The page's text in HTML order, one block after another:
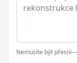
Nemusíte být přesní